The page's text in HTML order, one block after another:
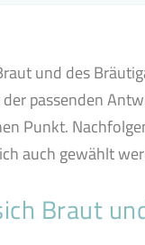
und des
passenden
Punkt.
auch gewählt
Braut